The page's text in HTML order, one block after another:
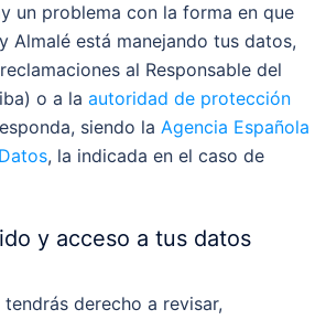
un problema con la forma en que
Almalé está manejando tus datos,
al Responsable del
o a la autoridad de protección
siendo la Agencia Española
, la indicada en el caso de
y acceso a tus datos
derecho a revisar,